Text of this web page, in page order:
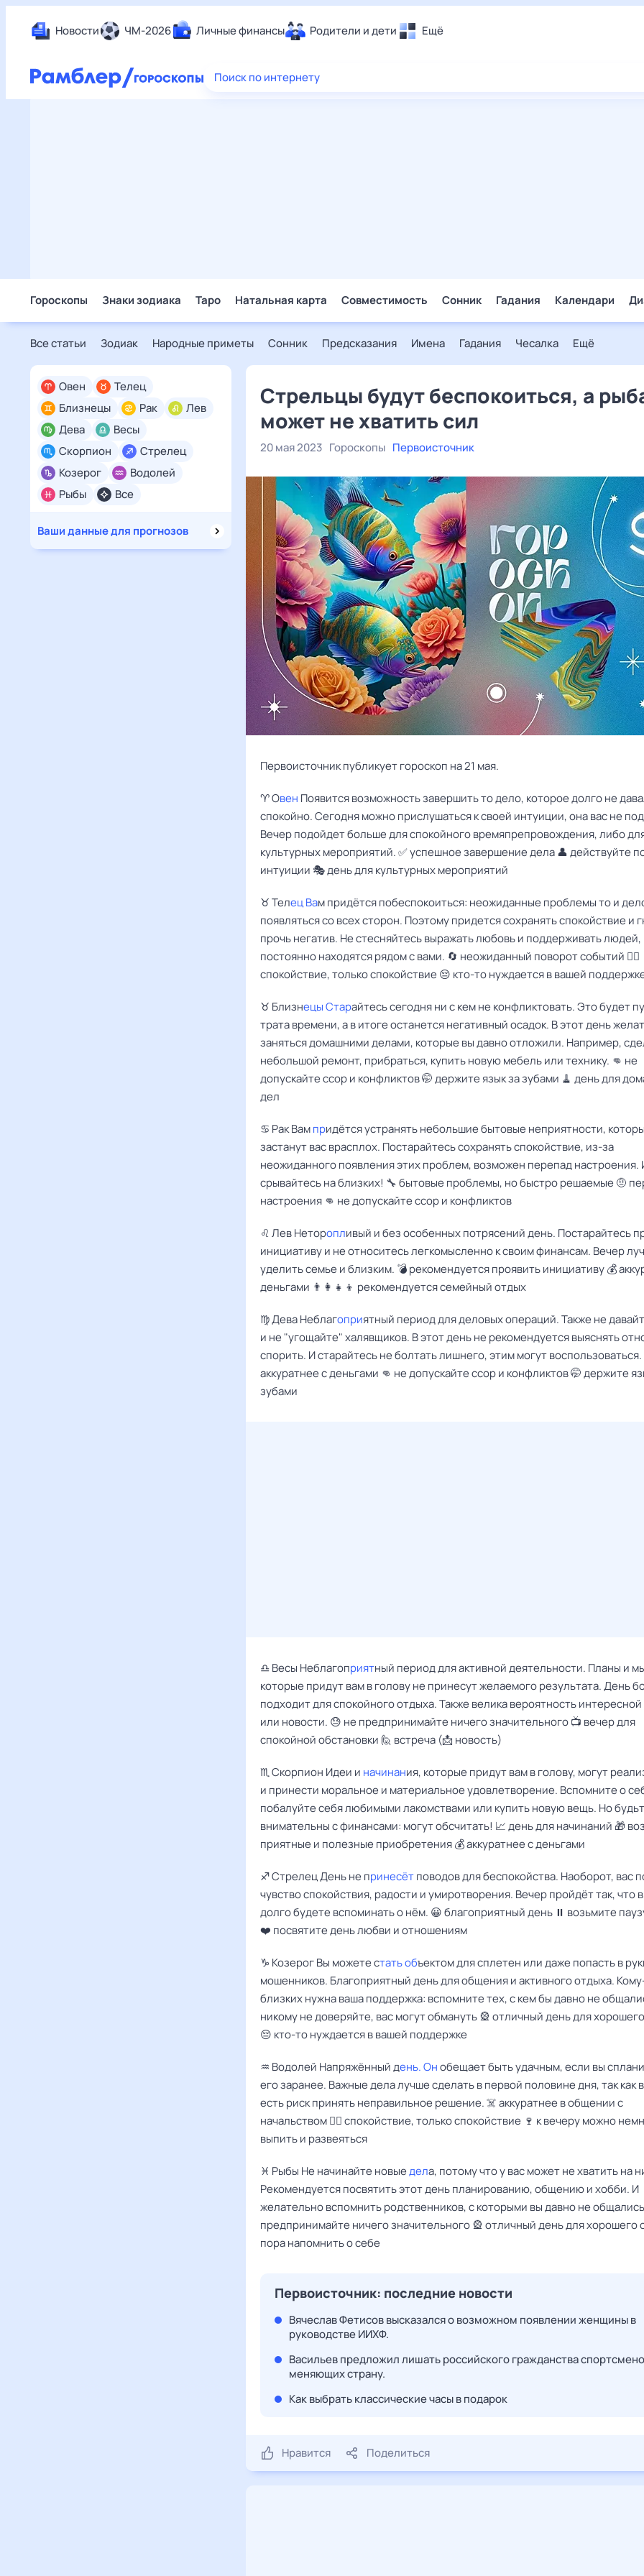
Новости ЧМ-2026 Личные финансы Родители и дети Ещё
Еда
Поиск по интернету
Гороскопы Знаки зодиака Таро Натальная карта Совместимость Сонник Гадания Календари
Все статьи Зодиак Народные приметы Сонник Предсказания Имена Гадания Чесалка Ещё
Все
Овен
Телец
Близнецы
Рак
Лев
Дева
Весы
Скорпион
Стрелец
Козерог
Водолей
Рыбы
Ваши данные для прогнозов
Стрельцы будут беспокоиться, а
может не хватить сил
20 мая 2023 Гороскопы Первоисточник
Первоисточник публикует гороскоп на 21 мая.
♈️ Овен Появится возможность завершить то дело, которое долго не
спокойно. Сегодня можно прислушаться к своей интуиции, она вас не
Вечер подойдет больше для спокойного времяпрепровождения, либо
культурных мероприятий. ✅ успешное завершение дела 👤 действуйте
интуиции 🎭 день для культурных мероприятий
♉️ Телец Вам придётся побеспокоиться: неожиданные проблемы то и
появляться со всех сторон. Поэтому придется сохранять спокойствие и
прочь негатив. Не стесняйтесь выражать любовь и поддерживать
постоянно находятся рядом с вами. 🔄 неожиданный поворот событий 🤦‍♀️
спокойствие, только спокойствие 😔 кто-то нуждается в вашей
♉️ Близнецы Старайтесь сегодня ни с кем не конфликтовать. Это будет
трата времени, а в итоге останется негативный осадок. В этот день
заняться домашними делами, которые вы давно отложили. Например,
небольшой ремонт, прибраться, купить новую мебель или технику. 👊 не
допускайте ссор и конфликтов 🤭 держите язык за зубами 🧹 день для
дел
♋️ Рак Вампридётся устранять небольшие бытовые неприятности,
застанут вас врасплох. Постарайтесь сохранять спокойствие, из-за
неожиданного появления этих проблем, возможен перепад настроения.
срывайтесь на близких! 🔧 бытовые проблемы, но быстро решаемые 🤨
настроения 👊 не допускайте ссор и конфликтов
♌️ Лев Неторопливый и без особенных потрясений день. Постарайтесь
инициативу и не относитесь легкомысленно к своим финансам. Вечер
уделить семье и близким. 💣 рекомендуется проявить инициативу 💰
деньгами 👨‍👩‍👧‍👦 рекомендуется семейный отдых
♍️ Дева Неблагоприятный период для деловых операций. Также не
и не "угощайте" халявщиков. В этот день не рекомендуется выяснять
спорить. И старайтесь не болтать лишнего, этим могут воспользоваться.
аккуратнее с деньгами 👊 не допускайте ссор и конфликтов 🤭 держите
зубами
♎️ Весы Неблагоприятный период для активной деятельности. Планы и
которые придут вам в голову не принесут желаемого результата. День
подходит для спокойного отдыха. Также велика вероятность
или новости. 😓 не предпринимайте ничего значительного 📺 вечер для
спокойной обстановки 🙋 встреча (📩 новость)
♏️ Скорпион Идеи и начинания, которые придут вам в голову, могут
и принести моральное и материальное удовлетворение. Вспомните о
побалуйте себя любимыми лакомствами или купить новую вещь. Но
внимательны с финансами: могут обсчитать! 📈 день для начинаний 🎁
приятные и полезные приобретения 💰 аккуратнее с деньгами
♐️ Стрелец День не принесётповодов для беспокойства. Наоборот, вас
чувство спокойствия, радости и умиротворения. Вечер пройдёт так, что
долго будете вспоминать о нём. 😀 благоприятный день ⏸ возьмите
❤️ посвятите день любви и отношениям
♑️ Козерог Вы можете стать объектом для сплетен или даже попасть в
мошенников. Благоприятный день для общения и активного отдыха.
близких нужна ваша поддержка: вспомните тех, с кем бы давно не
никому не доверяйте, вас могут обмануть 🎡 отличный день для
😔 кто-то нуждается в вашей поддержке
♒️ Водолей Напряжённый день. Онобещает быть удачным, если вы
его заранее. Важные дела лучше сделать в первой половине дня, так как
есть риск принять неправильное решение. ☠️ аккуратнее в общении с
начальством 🤦‍♀️ спокойствие, только спокойствие 🍷 к вечеру можно
выпить и развеяться
♓️ Рыбы Не начинайте новыедела, потому что у вас может не хватить на
Рекомендуется посвятить этот день планированию, общению и хобби. И
желательно вспомнить родственников, с которыми вы давно не
предпринимайте ничего значительного 🎡 отличный день для хорошего
пора напомнить о себе
Первоисточник: последние новости
Вячеслав Фетисов высказался о возможном появлении женщины в
руководстве ИИХФ.
Васильев предложил лишать российского гражданства
меняющих страну.
Как выбрать классические часы в подарок
Нравится Поделиться